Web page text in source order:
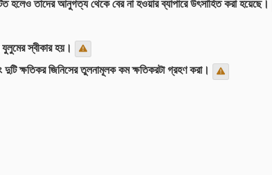
স্বীকার হয়।
ক্ষতিকর জিনিসের তুলনামূলক কম ক্ষতিকরটা গ্রহণ করা।